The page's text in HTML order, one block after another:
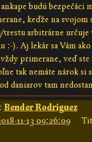
budú bezpečáci
keďže na
trestu arbitrárne určuje
:-). Aj lekár sa Vám
primerane, veď
tak nemáte nárok si
daniarov tam
Bender Rodriguez
11-13 09:26:09